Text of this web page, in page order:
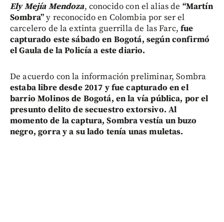
Ely Mejía Mendoza, conocido con el alias de “Martín
Sombra”y reconocido en Colombia por ser el
carcelero de la extinta guerrilla de las Farc,fue
capturado este sábado en Bogotá, según confirmó
el Gaula de la Policía a este diario.
De acuerdo con la información preliminar, Sombra
estaba libre desde 2017 y fue capturado en el
barrio Molinos de Bogotá, en la vía pública, por el
presunto delito de secuestro extorsivo. Al
momento de la captura, Sombra vestía un buzo
negro, gorra y a su lado tenía unas muletas.